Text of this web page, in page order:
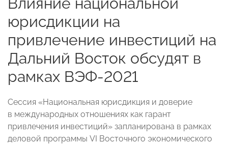
юрисдикции на
привлечение инвестиций на
Дальний Восток обсудят в
рамках ВЭФ-2021
Сессия «Национальная юрисдикция и доверие
в международных отношениях как гарант
привлечения инвестиций» запланирована в рамках
деловой программы VI Восточного экономического